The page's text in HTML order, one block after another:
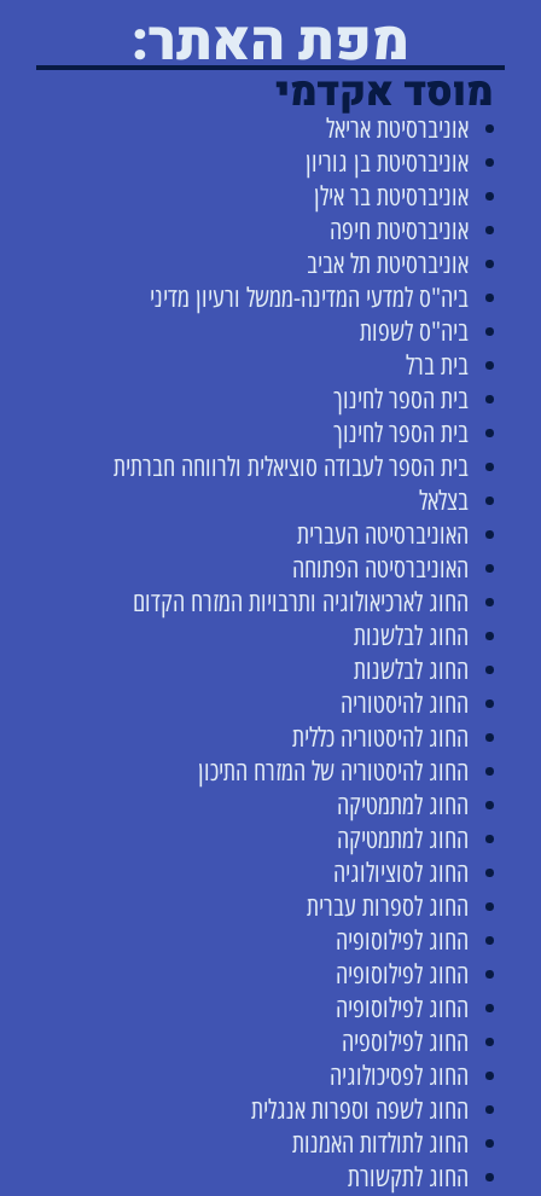
מפת האתר:
מוסד אקדמי
אוניברסיטת אריאל
אוניברסיטת בן גוריון
אוניברסיטת בר אילן
אוניברסיטת חיפה
אוניברסיטת תל אביב
ביה"ס למדעי המדינה-ממשל ורעיון מדיני
ביה"ס לשפות
בית ברל
בית הספר לחינוך
בית הספר לחינוך
בית הספר לעבודה סוציאלית ולרווחה חברתית
בצלאל
האוניברסיטה העברית
האוניברסיטה הפתוחה
החוג לארכיאולוגיה ותרבויות המזרח הקדום
החוג לבלשנות
החוג לבלשנות
החוג להיסטוריה
החוג להיסטוריה כללית
החוג להיסטוריה של המזרח התיכון
החוג למתמטיקה
החוג למתמטיקה
החוג לסוציולוגיה
החוג לספרות עברית
החוג לפילוסופיה
החוג לפילוסופיה
החוג לפילוסופיה
החוג לפילוספיה
החוג לפסיכולוגיה
החוג לשפה וספרות אנגלית
החוג לתולדות האמנות
החוג לתקשורת